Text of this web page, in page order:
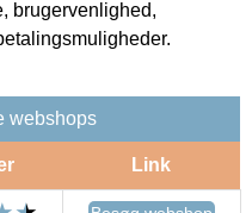
brugervenlighed,
webshops
Link